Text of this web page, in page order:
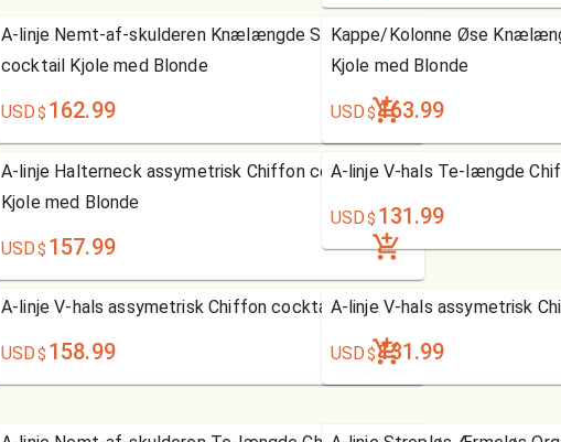
A-linje Nemt-af-skulderen Knælængde Satin
cocktail Kjole med Blonde
USD$ 162.99
Kappe/Kolonne Øse
Kjole med Blonde
USD$163.99
A-linje Halterneck assymetrisk Chiffon cocktail
Kjole med Blonde
USD$ 157.99
A-linje V-hals Te-længde
USD$ 131.99
A-linje V-hals assymetrisk Chiffon cocktail Kjole
USD$ 158.99
A-linje V-hals assymetrisk
USD$131.99